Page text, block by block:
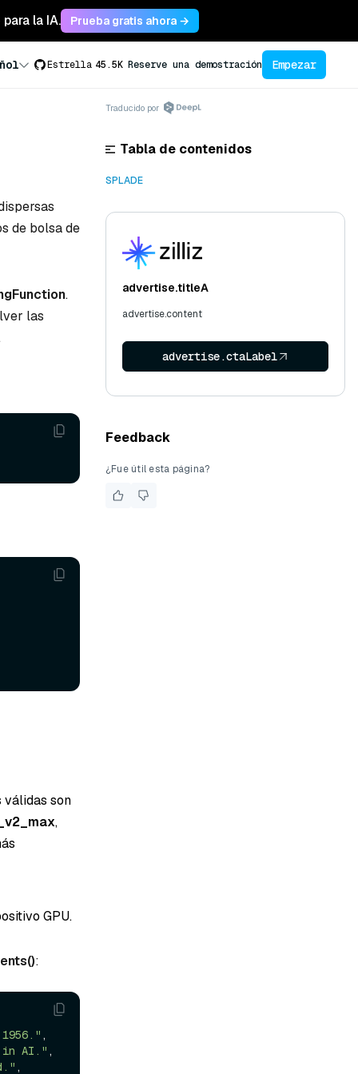
la IA. Prueba gratis ahora →
Estrella 45.5K Reserve una demostración Empezar
de bolsa de
.
las
válidas son
,
GPU.
:
,
in AI." ,
,
Traducido por
Tabla de contenidos
SPLADE
advertise.titleA
advertise.content
advertise.ctaLabel
Feedback
¿Fue útil esta página?